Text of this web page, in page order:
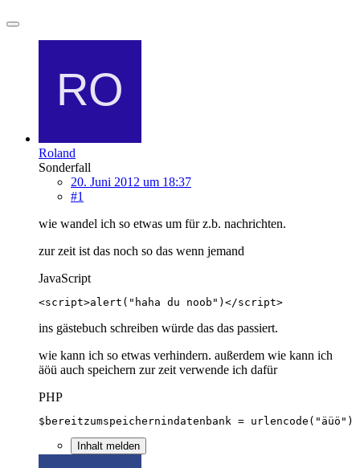
Roland
Sonderfall
20. Juni 2012 um 18:37
#1
wie wandel ich so etwas um für z.b. nachrichten.
zur zeit ist das noch so das wenn jemand
JavaScript
<script>alert("haha du noob")</script>
ins gästebuch schreiben würde das das passiert.
wie kann ich so etwas verhindern. außerdem wie kann ich
äöü auch speichern zur zeit verwende ich dafür
PHP
$bereitzumspeichernindatenbank = urlencode("äüö")
Inhalt melden